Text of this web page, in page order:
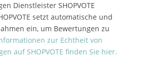
Dienstleister SHOPVOTE
setzt automatische und
ein, um Bewertungen zu
zur Echtheit von
auf SHOPVOTE finden Sie hier.